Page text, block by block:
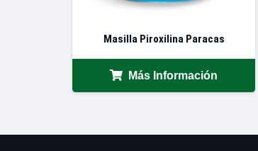
Masilla Piroxilina Paracas
Más Información